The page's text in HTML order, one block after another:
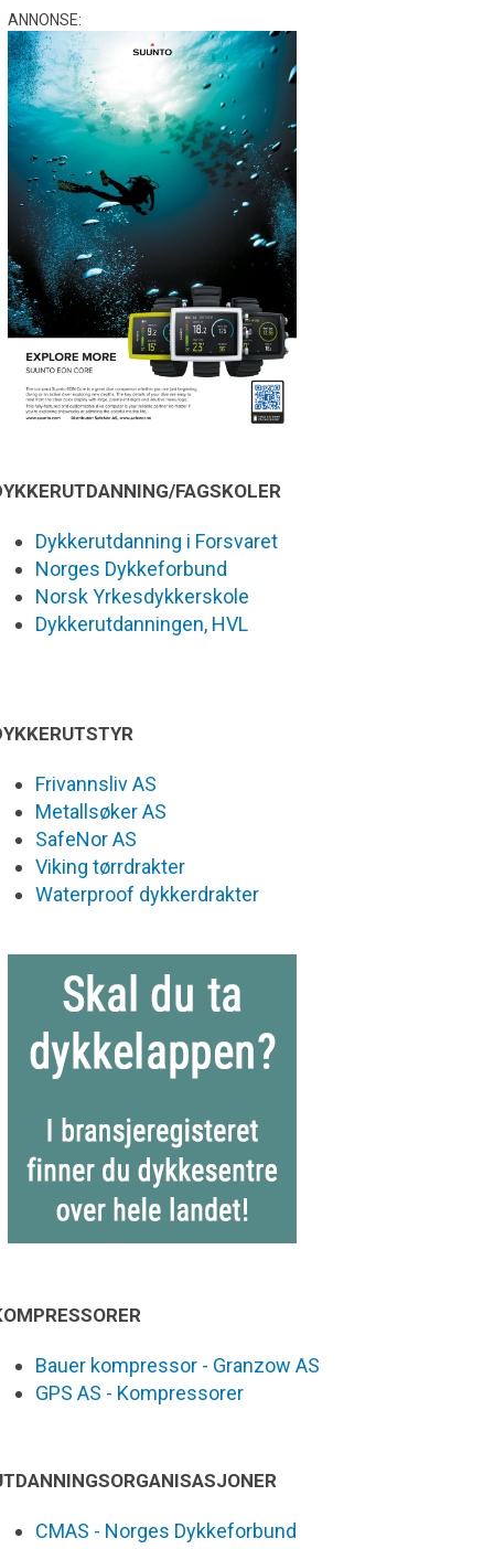
ANNONSE:
FAGSKOLER
Dykkerutdanning i Forsvaret
Norges Dykkeforbund
Norsk Yrkesdykkerskole
Dykkerutdanningen, HVL
Frivannsliv AS
Metallsøker AS
SafeNor AS
Viking tørrdrakter
Waterproof dykkerdrakter
Bauer kompressor - Granzow AS
GPS AS - Kompressorer
CMAS - Norges Dykkeforbund